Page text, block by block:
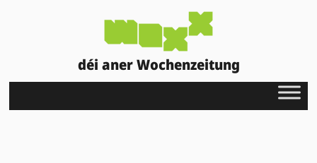
déi aner Wochenzeitung